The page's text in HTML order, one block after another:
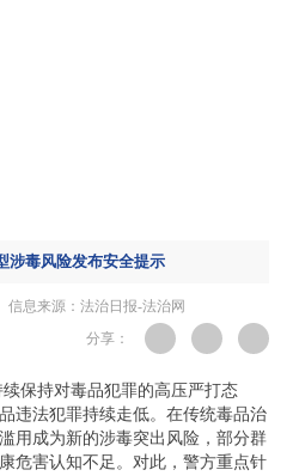
涉毒风险发布安全提示
信息来源：法治日报-法治网
分享：
保持对毒品犯罪的高压严打态
违法犯罪持续走低。在传统毒品治
用成为新的涉毒突出风险，部分群
危害认知不足。对此，警方重点针